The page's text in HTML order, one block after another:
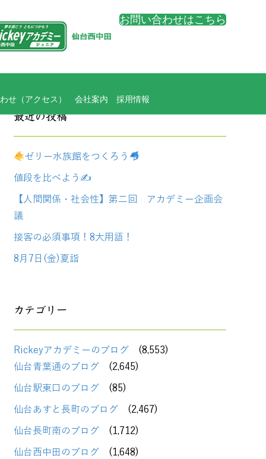
せ（アクセス） 会社案内 採用情報
お問い合わせはこちら
最近の投稿
ゼリー水族館をつくろう
値段を比べよう✍
【人間関係・社会性】第二回 アカデミー企画会
議
接客の必須事項！8大用語！
8月7日(金)夏詣
カテゴリー
Rickeyアカデミーのブログ(8,553)
仙台青葉通のブログ(2,645)
仙台駅東口のブログ(85)
仙台あすと長町のブログ(2,467)
仙台長町南のブログ(1,712)
仙台西中田のブログ(1,648)